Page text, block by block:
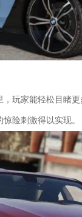
玩家能轻松目睹
险刺激得以实现。